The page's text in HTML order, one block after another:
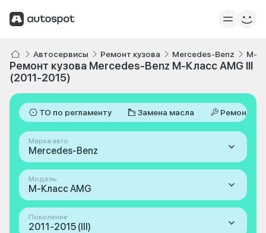
Автосервисы Ремонт кузова Mercedes-Benz M-
Ремонт кузова Mercedes-Benz M-Класс AMG III
(2011-2015)
ТО по регламенту Замена масла Ремонт
Марка авто
Mercedes-Benz
Модель
M-Класс AMG
Поколение
2011-2015 (III)